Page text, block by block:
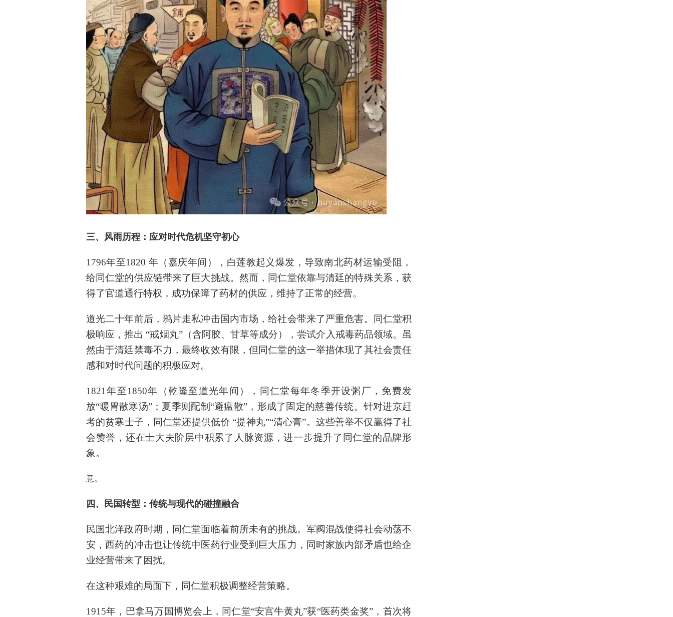
三、 风雨历程：应对时代危机坚守初心
1796年至1820 年（嘉庆年间），白莲教起义爆发，导致南北药材运输受阻，
给同仁堂的供应链带来了巨大挑战。然而，同仁堂依靠与清廷的特殊关系，获
得了官道通行特权，成功保障了药材的供应，维持了正常的经营。
道光二十年前后，鸦片走私冲击国内市场，给社会带来了严重危害。同仁堂积
极响应，推出 “戒烟丸”（含阿胶、甘草等成分），尝试介入戒毒药品领域。虽
然由于清廷禁毒不力，最终收效有限，但同仁堂的这一举措体现了其社会责任
感和对时代问题的积极应对。
1821年至1850年（乾隆至道光年间），同仁堂每年冬季开设粥厂，免费发
放“暖胃散寒汤”；夏季则配制“避瘟散”，形成了固定的慈善传统。针对进京赶
考的贫寒士子，同仁堂还提供低价 “提神丸”“清心膏”。这些善举不仅赢得了社
会赞誉，还在士大夫阶层中积累了人脉资源，进一步提升了同仁堂的品牌形
象。
意。
四、 民国转型：传统与现代的碰撞融合
民国北洋政府时期，同仁堂面临着前所未有的挑战。军阀混战使得社会动荡不
安，西药的冲击也让传统中医药行业受到巨大压力，同时家族内部矛盾也给企
业经营带来了困扰。
在这种艰难的局面下，同仁堂积极调整经营策略。
1915年，巴拿马万国博览会上，同仁堂“安宫牛黄丸”获“医药类金奖”，首次将